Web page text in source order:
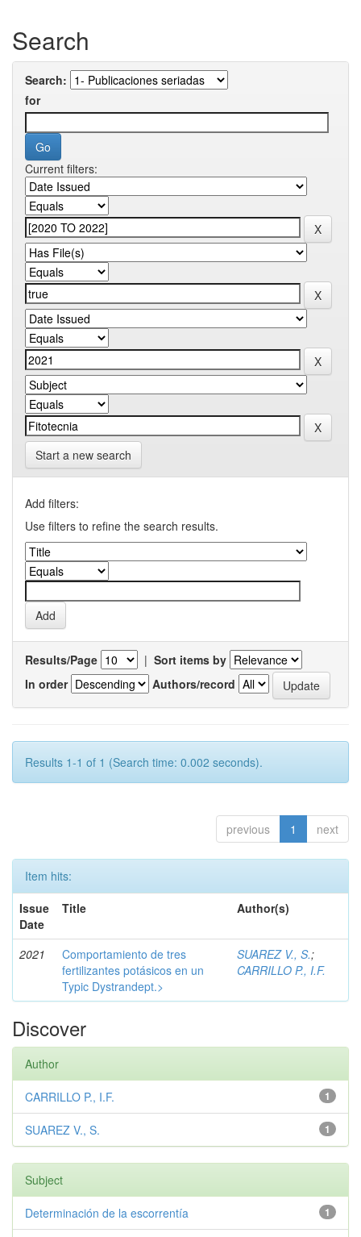
Search
Search:
for
Current filters:
Start a new search
Add filters:
Use filters to refine the search results.
Results/Page | Sort items by
In order
Authors/record
Results 1-1 of 1 (Search time: 0.002 seconds).
previous 1 next
Item hits:
Issue
Date
Title Author(s)
2021
Comportamiento de tres
fertilizantes potásicos en un
Typic Dystrandept.>
SUAREZ V., S.;
CARRILLO P., I.F.
Discover
Author
1
CARRILLO P., I.F.
1
SUAREZ V., S.
Subject
1
Determinación de la escorrentía